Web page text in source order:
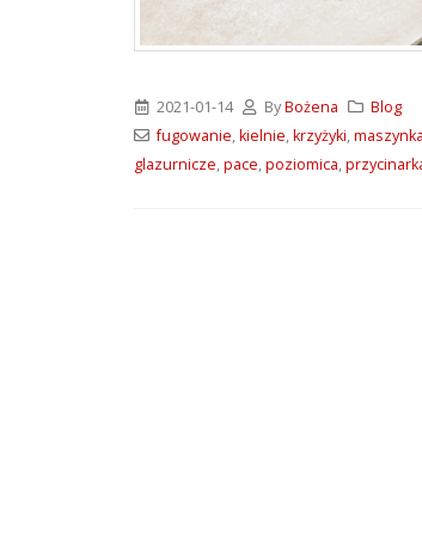
2021-01-14 ByBożena
Blog
fugowanie,kielnie,krzyżyki,
glazurnicze,pace,poziomica,